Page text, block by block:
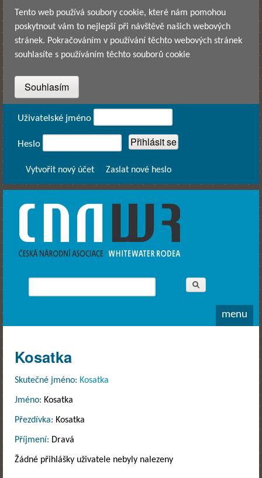
Přejít k hlavnímu obsahu
Tento web používá soubory cookie, které nám pomohou
poskytnout vám to nejlepší při návštěvě našich webových
stránek. Pokračováním v používání těchto webových stránek
souhlasíte s používáním těchto souborů cookie
Přihlášení
Uživatelské jméno
Heslo
Vytvořit nový účet Zaslat nové heslo
CNAWR -
Národní
Asociace
Rodea o.s.
Vyhledávání
menu
Kosatka
Skutečné jméno: Kosatka
Jméno: Kosatka
Přezdívka: Kosatka
Příjmení: Dravá
Žádné přihlášky uživatele nebyly nalezeny